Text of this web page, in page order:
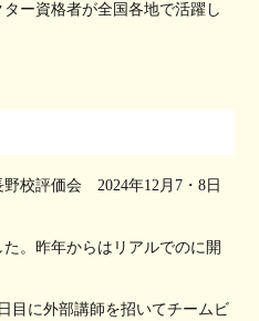
ー資格者が全国各地で活躍し
野校評価会 2024年12月7・8日
。昨年からはリアルでのに開
目に外部講師を招いてチームビ